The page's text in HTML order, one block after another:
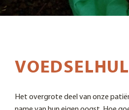
Het overgrote deel van onze